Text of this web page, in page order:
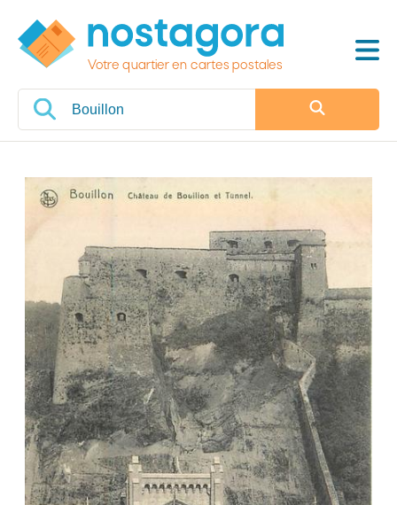
Votre quartier en cartes postales